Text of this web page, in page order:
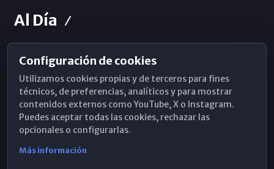
Al Día
Horarios de Misa
Hemeroteca
WhatsApp
Configuración de cookies
Utilizamos cookies propias y de terceros para fines
técnicos, de preferencias, analíticos y para mostrar
contenidos externos como YouTube, X o Instagram.
Puedes aceptar todas las cookies, rechazar las
opcionales o configurarlas.
Más información